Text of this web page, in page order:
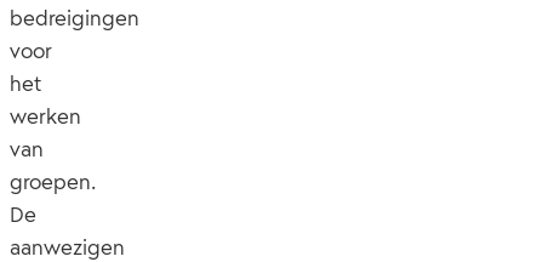
bedreigingen
voor
het
werken
van
groepen.
De
aanwezigen